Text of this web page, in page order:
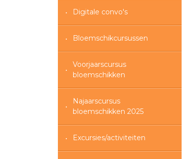
Digitale convo's
Bloemschikcursussen
Voorjaarscursus
bloemschikken
Najaarscursus
bloemschikken 2025
Excursies/activiteiten